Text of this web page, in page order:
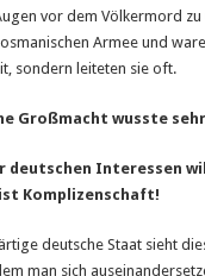
vor dem Völkermord
Armee und
sondern leiteten sie oft.
Großmacht wusste
deutschen Interessen
Komplizenschaft!
deutsche Staat sieht
man sich